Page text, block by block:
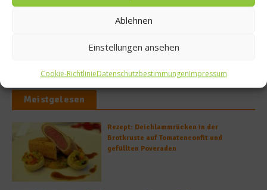
Ablehnen
Einstellungen ansehen
Cookie-RichtlinieDatenschutzbestimmungenImpressum
Meistgelesen
Rezept: Deichlammrücken in der
Brotkruste auf Tomatenconfit und
gefüllten Poveraden